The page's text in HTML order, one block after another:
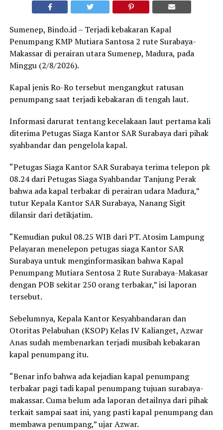
Sumenep, Bindo.id – Terjadi kebakaran Kapal
Penumpang KMP Mutiara Santosa 2 rute Surabaya-
Makassar di perairan utara Sumenep, Madura, pada
Minggu (2/8/2026).
Kapal jenis Ro-Ro tersebut mengangkut ratusan
penumpang saat terjadi kebakaran di tengah laut.
Informasi darurat tentang kecelakaan laut pertama kali
diterima Petugas Siaga Kantor SAR Surabaya dari pihak
syahbandar dan pengelola kapal.
“Petugas Siaga Kantor SAR Surabaya terima telepon pk
08.24 dari Petugas Siaga Syahbandar Tanjung Perak
bahwa ada kapal terbakar di perairan udara Madura,”
tutur Kepala Kantor SAR Surabaya, Nanang Sigit
dilansir dari detikjatim.
“Kemudian pukul 08.25 WIB dari PT. Atosim Lampung
Pelayaran menelepon petugas siaga Kantor SAR
Surabaya untuk menginformasikan bahwa Kapal
Penumpang Mutiara Sentosa 2 Rute Surabaya-Makasar
dengan POB sekitar 250 orang terbakar,” isi laporan
tersebut.
Sebelumnya, Kepala Kantor Kesyahbandaran dan
Otoritas Pelabuhan (KSOP) Kelas IV Kalianget, Azwar
Anas sudah membenarkan terjadi musibah kebakaran
kapal penumpang itu.
“Benar info bahwa ada kejadian kapal penumpang
terbakar pagi tadi kapal penumpang tujuan surabaya-
makassar. Cuma belum ada laporan detailnya dari pihak
terkait sampai saat ini, yang pasti kapal penumpang dan
membawa penumpang,” ujar Azwar.